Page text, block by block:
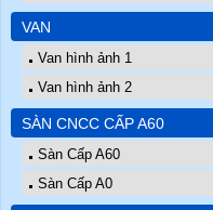
VAN
Van hình ảnh 1
Van hình ảnh 2
SÀN CNCC CẤP A60
Sàn Cấp A60
Sàn Cấp A0